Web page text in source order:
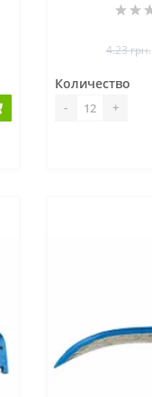
4.23 грн.
Количество
- +